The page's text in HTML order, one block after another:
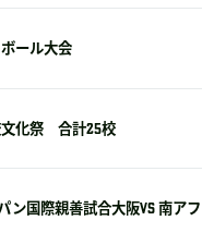
ール大会
文化祭 合計25校
ン国際親善試合大阪VS 南ア